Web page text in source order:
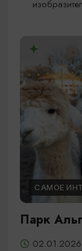
САМОЕ
Парк